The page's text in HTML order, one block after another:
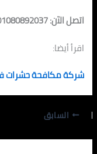
اتصل الآن: 01080892037
اقرأ أيضا:
شركة مكافحة حشرات
السابق